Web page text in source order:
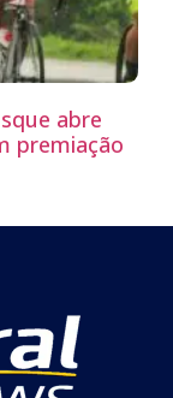
abre
premiação